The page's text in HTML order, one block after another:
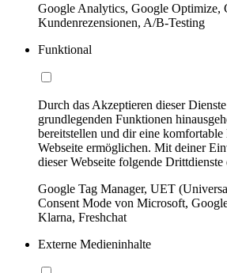
Google Analytics, Google Optimize,
Kundenrezensionen, A/B-Testing
Funktional
Durch das Akzeptieren dieser
grundlegenden Funktionen
bereitstellen und dir eine komfortable
Webseite ermöglichen. Mit deiner
dieser Webseite folgende Drittdienste
Google Tag Manager, UET
Consent Mode von Microsoft,
Klarna, Freshchat
Externe Medieninhalte